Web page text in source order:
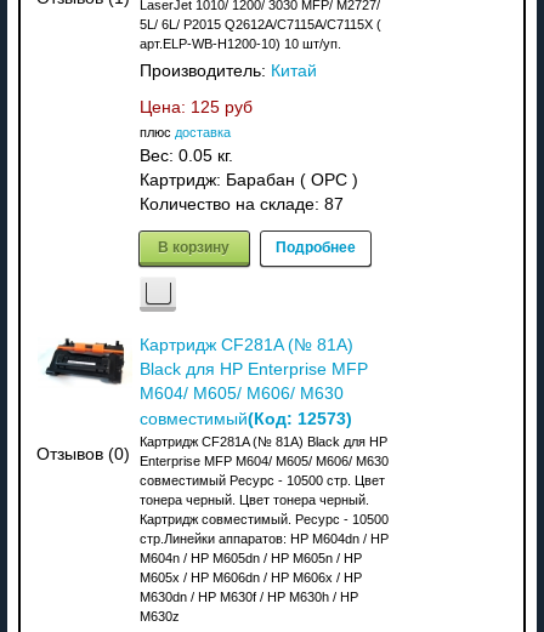
LaserJet 1010/ 1200/ 3030 MFP/ M2727/
5L/ 6L/ P2015 Q2612A/C7115A/C7115X (
арт.ELP-WB-H1200-10) 10 шт/уп.
Производитель: Китай
Цена: 125 руб
плюс доставка
Вес: 0.05 кг.
Картридж: Барабан ( OPC )
Количество на складе: 87
В корзину Подробнее
Отзывов (0)
Картридж CF281A (№ 81A)
Black для HP Enterprise MFP
M604/ M605/ M606/ M630
совместимый(Код: 12573)
Картридж CF281A (№ 81A) Black для HP
Enterprise MFP M604/ M605/ M606/ M630
совместимый Ресурс - 10500 стр. Цвет
тонера черный. Цвет тонера черный.
Картридж совместимый. Ресурс - 10500
стр.Линейки аппаратов: HP M604dn / HP
M604n / HP M605dn / HP M605n / HP
M605x / HP M606dn / HP M606x / HP
M630dn / HP M630f / HP M630h / HP
M630z